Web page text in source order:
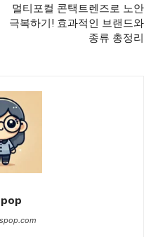
멀티포컬 콘택트렌즈로 노안
극복하기! 효과적인 브랜드와
종류 총정리